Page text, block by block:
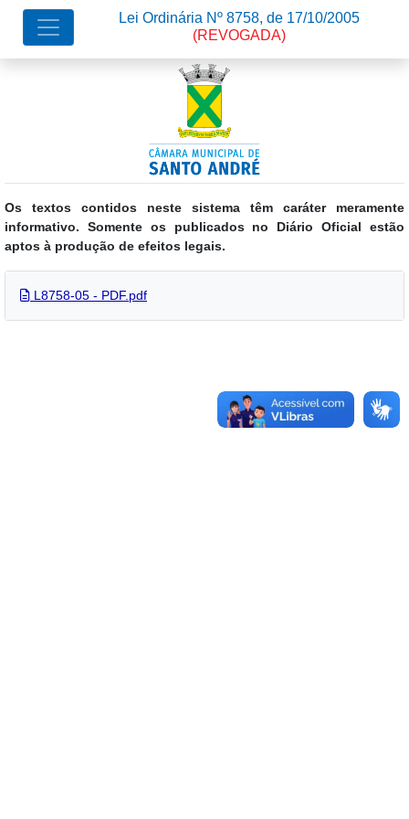
Os textos contidos neste sistema têm caráter meramente
informativo. Somente os publicados no Diário Oficial estão
aptos à produção de efeitos legais.
Lei Ordinária Nº 8758, de 17/10/2005
(REVOGADA)
L8758-05 - PDF.pdf